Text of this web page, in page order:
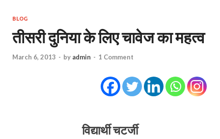
BLOG
तीसरी दुनिया के लिए चावेज का महत्व
March 6, 2013 - by admin - 1 Comment
विद्यार्थी चटर्जी